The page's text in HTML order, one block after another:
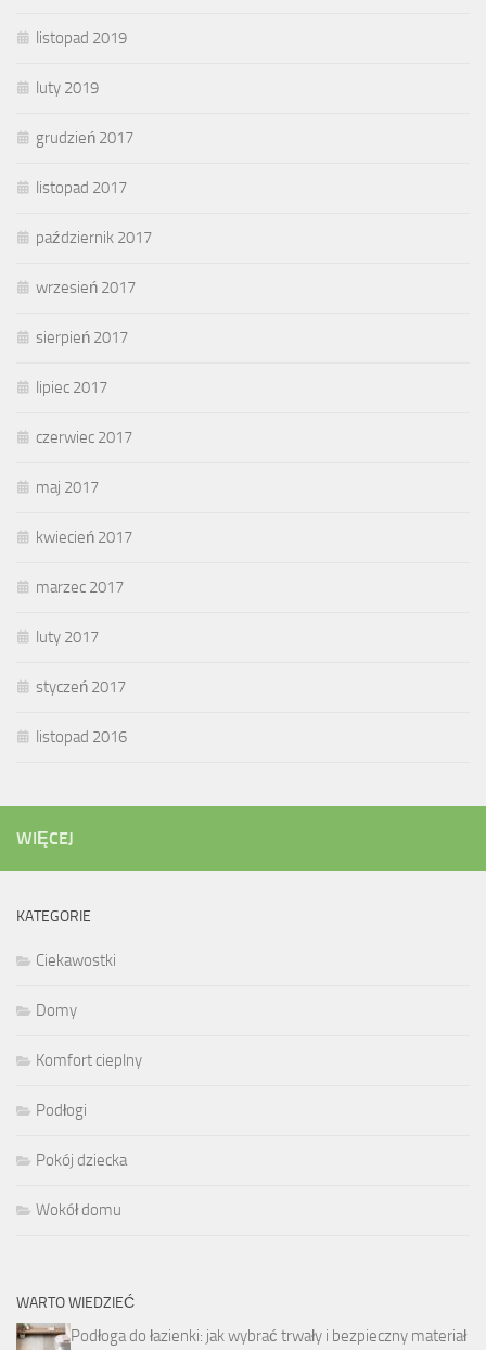
listopad 2019
luty 2019
grudzień 2017
listopad 2017
październik 2017
wrzesień 2017
sierpień 2017
lipiec 2017
czerwiec 2017
maj 2017
kwiecień 2017
marzec 2017
luty 2017
styczeń 2017
listopad 2016
WIĘCEJ
KATEGORIE
Ciekawostki
Domy
Komfort cieplny
Podłogi
Pokój dziecka
Wokół domu
WARTO WIEDZIEĆ
Podłoga do łazienki: jak wybrać trwały i bezpieczny materiał